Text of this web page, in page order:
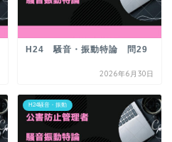
H24 騒音・振動特論 問29
2026年6月30日
H24騒音・振動